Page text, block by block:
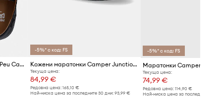
Кожени маратонки Camper Peu Cami
-5%* с код: FS
Кожени маратонки Camper Junction Runner
Текуща цена:
84,99 €
Редовна цена:165,10 €
Най-ниска цена за последните 30 дни:93,99 €
-5%* с код: FS
Маратонки Camper
Текуща цена:
74,99 €
Редовна цена: 114,90 €
Най-ниска цена за последните 30